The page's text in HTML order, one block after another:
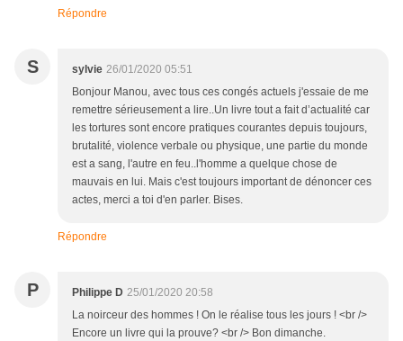
Répondre
S sylvie 26/01/2020 05:51
Bonjour Manou, avec tous ces congés actuels j'essaie de me
remettre sérieusement a lire..Un livre tout a fait d’actualité car
les tortures sont encore pratiques courantes depuis toujours,
brutalité, violence verbale ou physique, une partie du monde
est a sang, l'autre en feu..l'homme a quelque chose de
mauvais en lui. Mais c'est toujours important de dénoncer ces
actes, merci a toi d'en parler. Bises.
Répondre
P Philippe D 25/01/2020 20:58
La noirceur des hommes ! On le réalise tous les jours ! <br />
Encore un livre qui la prouve? <br /> Bon dimanche.